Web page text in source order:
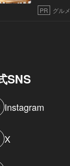
PR グルメ
SNS
Instagram
X